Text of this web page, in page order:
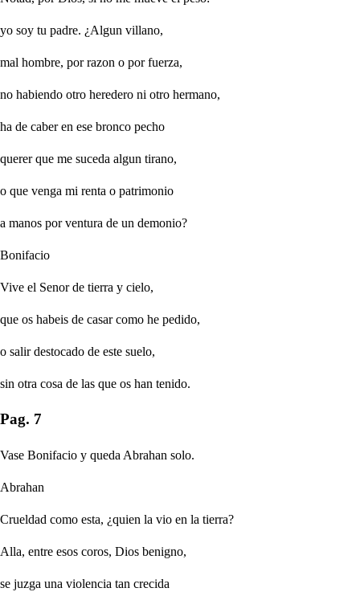
yo soy tu padre. ¿Algun villano,
mal hombre, por razon o por fuerza,
no habiendo otro heredero ni otro hermano,
ha de caber en ese bronco pecho
querer que me suceda algun tirano,
o que venga mi renta o patrimonio
a manos por ventura de un demonio?
Bonifacio
Vive el Senor de tierra y cielo,
que os habeis de casar como he pedido,
o salir destocado de este suelo,
sin otra cosa de las que os han tenido.
Pag. 7
Vase Bonifacio y queda Abrahan solo.
Abrahan
Crueldad como esta, ¿quien la vio en la tierra?
Alla, entre esos coros, Dios benigno,
se juzga una violencia tan crecida